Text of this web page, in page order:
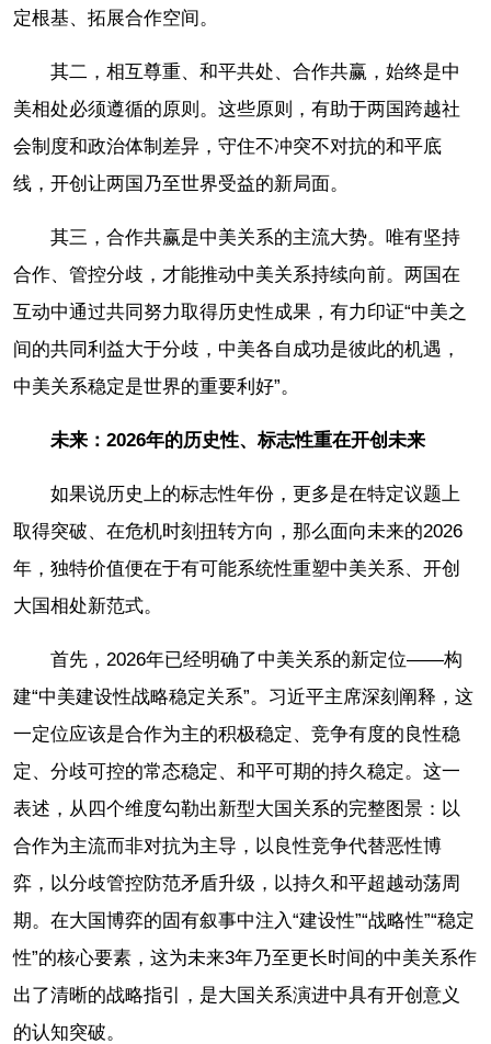
定根基、拓展合作空间。
其二，相互尊重、和平共处、合作共赢，始终是中
美相处必须遵循的原则。这些原则，有助于两国跨越社
会制度和政治体制差异，守住不冲突不对抗的和平底
线，开创让两国乃至世界受益的新局面。
其三，合作共赢是中美关系的主流大势。唯有坚持
合作、管控分歧，才能推动中美关系持续向前。两国在
互动中通过共同努力取得历史性成果，有力印证“中美之
间的共同利益大于分歧，中美各自成功是彼此的机遇，
中美关系稳定是世界的重要利好”。
未来：2026年的历史性、标志性重在开创未来
如果说历史上的标志性年份，更多是在特定议题上
取得突破、在危机时刻扭转方向，那么面向未来的2026
年，独特价值便在于有可能系统性重塑中美关系、开创
大国相处新范式。
首先，2026年已经明确了中美关系的新定位——构
建“中美建设性战略稳定关系”。习近平主席深刻阐释，这
一定位应该是合作为主的积极稳定、竞争有度的良性稳
定、分歧可控的常态稳定、和平可期的持久稳定。这一
表述，从四个维度勾勒出新型大国关系的完整图景：以
合作为主流而非对抗为主导，以良性竞争代替恶性博
弈，以分歧管控防范矛盾升级，以持久和平超越动荡周
期。在大国博弈的固有叙事中注入“建设性”“战略性”“稳定
性”的核心要素，这为未来3年乃至更长时间的中美关系作
出了清晰的战略指引，是大国关系演进中具有开创意义
的认知突破。